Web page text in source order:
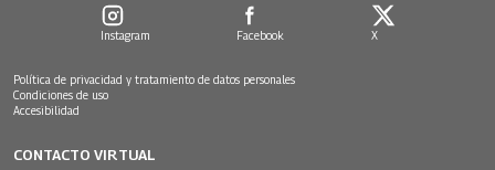
Instagram Facebook X
Política de privacidad y tratamiento de datos personales
Condiciones de uso
Accesibilidad
CONTACTO VIRTUAL